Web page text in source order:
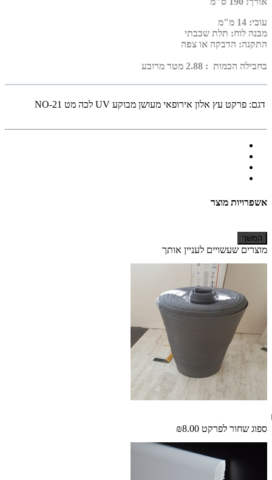
עובי: 14
מ"מ
מבנה לוח: תלת שכבתי
התקנה: הדבקה או צפה
בחבילה הכמות : 2.88 מטר מרובע
דגם: פרקט עץ אלון אירופאי מעושן מבוקע UV לכה מט NO-21
אשפרויות מוצר
המשך
מוצרים שעשויים לעניין אותך
ספוג שחור לפרקט ₪8.00